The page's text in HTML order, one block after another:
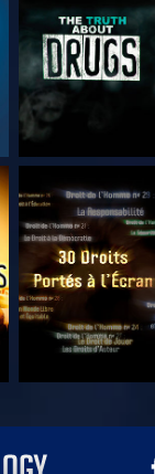
REGARDER
REGARDER
REGARDER